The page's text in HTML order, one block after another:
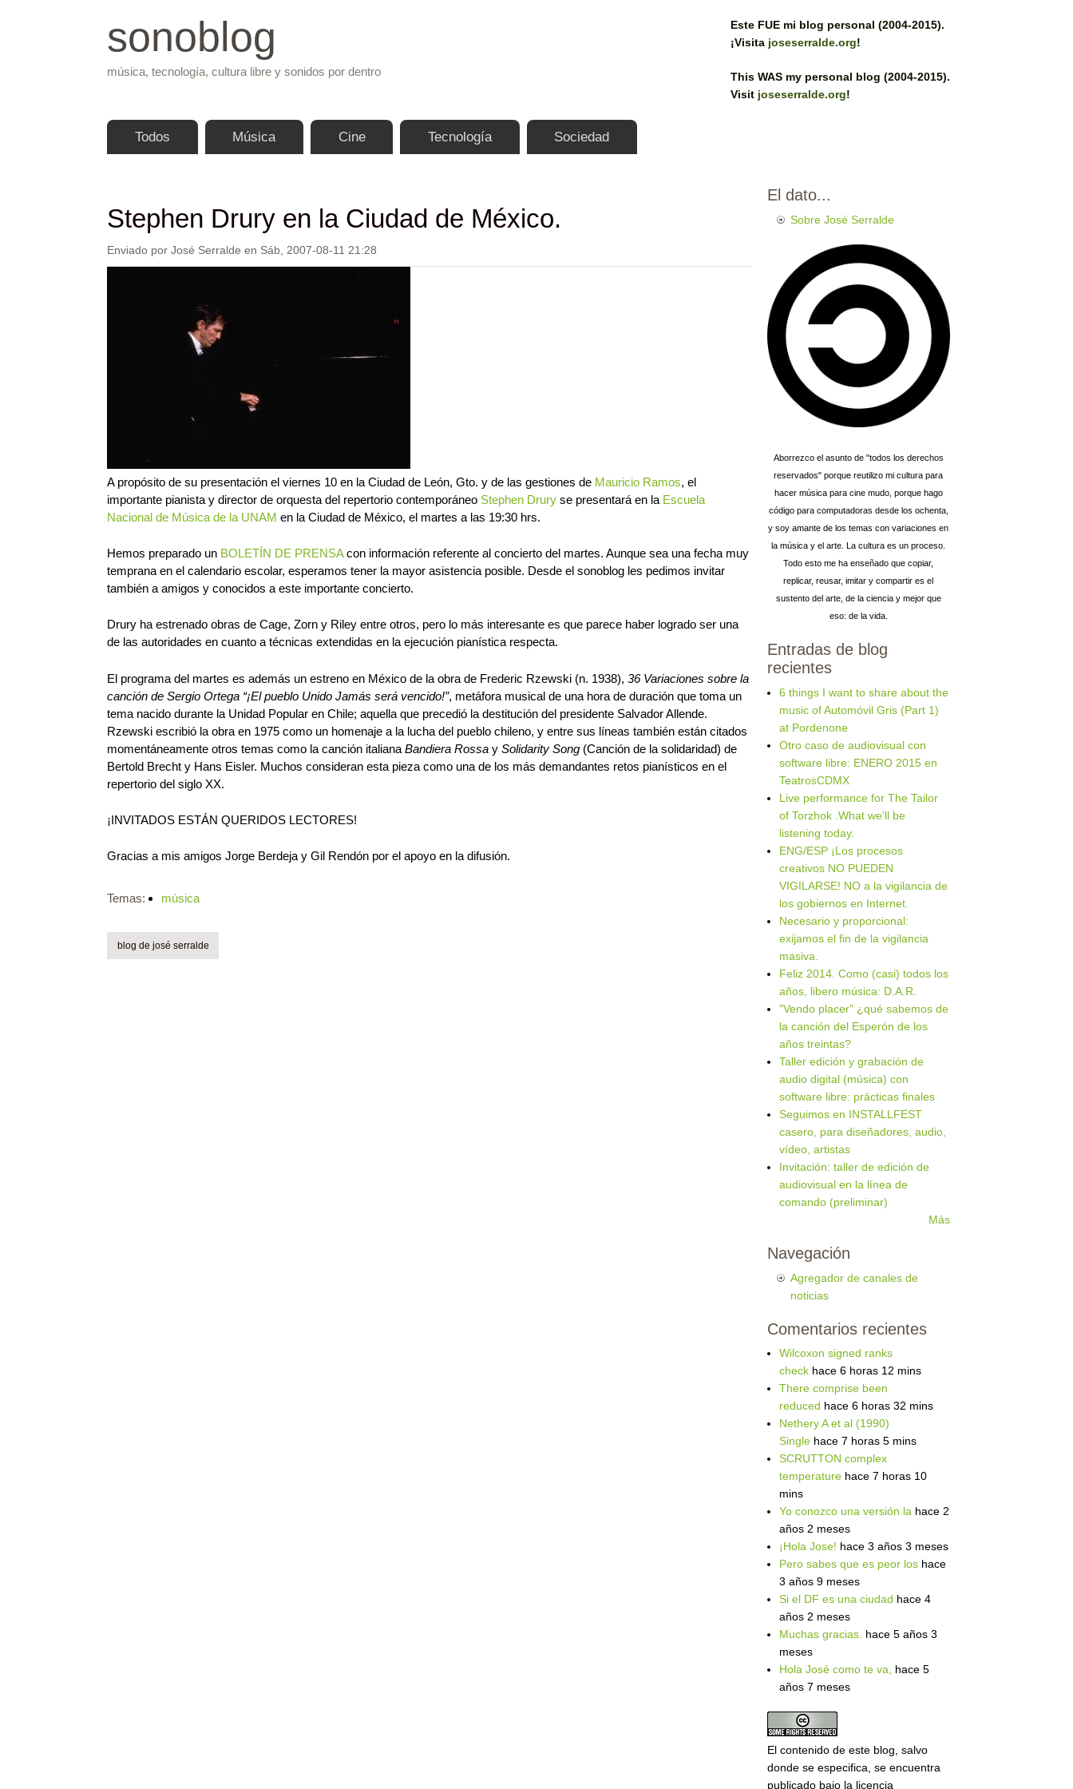
sonoblog
música, tecnología, cultura libre y sonidos por dentro
Este FUE mi blog personal (2004-2015).
¡Visita joseserralde.org!
This WAS my personal blog (2004-2015).
Visit joseserralde.org!
Menú principal
Todos Música Cine Tecnología Sociedad
Stephen Drury en la Ciudad de México.
Enviado porJosé Serralde en Sáb, 2007-08-11 21:28
A propósito de su presentación el viernes 10 en la Ciudad de León, Gto. y de las gestiones de Mauricio Ramos, el
importante pianista y director de orquesta del repertorio contemporáneo Stephen Drury se presentará en la Escuela
Nacional de Música de la UNAM en la Ciudad de México, el martes a las 19:30 hrs.
Hemos preparado un BOLETÍN DE PRENSAcon información referente al concierto del martes. Aunque sea una fecha muy
temprana en el calendario escolar, esperamos tener la mayor asistencia posible. Desde el sonoblog les pedimos invitar
también a amigos y conocidos a este importante concierto.
Drury ha estrenado obras de Cage, Zorn y Riley entre otros, pero lo más interesante es que parece haber logrado ser una
de las autoridades en cuanto a técnicas extendidas en la ejecución pianística respecta.
El programa del martes es además un estreno en México de la obra de Frederic Rzewski (n. 1938),36 Variaciones sobre la
canción de Sergio Ortega “¡El pueblo Unido Jamás será vencido!”, metáfora musical de una hora de duración que toma un
tema nacido durante la Unidad Popular en Chile; aquella que precedió la destitución del presidente Salvador Allende.
Rzewski escribió la obra en 1975 como un homenaje a la lucha del pueblo chileno, y entre sus líneas también están citados
momentáneamente otros temas como la canción italianaBandiera Rossa ySolidarity Song (Canción de la solidaridad) de
Bertold Brecht y Hans Eisler. Muchos consideran esta pieza como una de los más demandantes retos pianísticos en el
repertorio del siglo XX.
¡INVITADOS ESTÁN QUERIDOS LECTORES!
Gracias a mis amigos Jorge Berdeja y Gil Rendón por el apoyo en la difusión.
Temas: música
blog de josé serralde
El dato...
Sobre José Serralde
Aborrezco el asunto de "todos los derechos
reservados" porque reutilizo mi cultura para
hacer música para cine mudo, porque hago
código para computadoras desde los ochenta,
y soy amante de los temas con variaciones en
la música y el arte. La cultura es un proceso.
Todo esto me ha enseñado que copiar,
replicar, reusar, imitar y compartir es el
sustento del arte, de la ciencia y mejor que
eso: de la vida.
Entradas de blog
recientes
6 things I want to share about the
music of Automóvil Gris (Part 1)
at Pordenone
Otro caso de audiovisual con
software libre: ENERO 2015 en
TeatrosCDMX
Live performance for The Tailor
of Torzhok .What we'll be
listening today.
ENG/ESP ¡Los procesos
creativos NO PUEDEN
VIGILARSE! NO a la vigilancia de
los gobiernos en Internet.
Necesario y proporcional:
exijamos el fin de la vigilancia
masiva.
Feliz 2014. Como (casi) todos los
años, libero música: D.A.R.
"Vendo placer" ¿qué sabemos de
la canción del Esperón de los
años treintas?
Taller edición y grabación de
audio digital (música) con
software libre: prácticas finales
Seguimos en INSTALLFEST
casero, para diseñadores, audio,
vídeo, artistas
Invitación: taller de edición de
audiovisual en la línea de
comando (preliminar)
Más
Navegación
Agregador de canales de
noticias
Comentarios recientes
Wilcoxon signed ranks
check hace 6 horas 12 mins
There comprise been
reduced hace 6 horas 32 mins
Nethery A et al (1990)
Single hace 7 horas 5 mins
SCRUTTON complex
temperature hace 7 horas 10
mins
Yo conozco una versión la hace 2
años 2 meses
¡Hola Jose! hace 3 años 3 meses
Pero sabes que es peor los hace
3 años 9 meses
Si el DF es una ciudad hace 4
años 2 meses
Muchas gracias. hace 5 años 3
meses
Hola José como te va, hace 5
años 7 meses
El contenido de este blog, salvo
donde se especifica, se encuentra
publicado bajo la licencia